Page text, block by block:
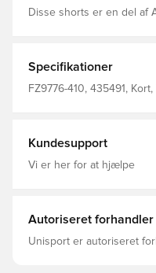
Disse shorts er en del af
Specifikationer
FZ9776-410, 435491,
Kundesupport
Vi er her for at hjælpe
Autoriseret forhandler
Unisport er autoriseret